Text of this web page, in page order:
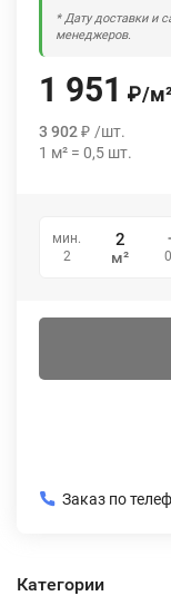
* Дату доставки и
менеджеров.
1 951 ₽/м²
3 902 ₽ /шт.
1 м² = 0,5 шт.
мин.
2
м²
Заказ по
Категории